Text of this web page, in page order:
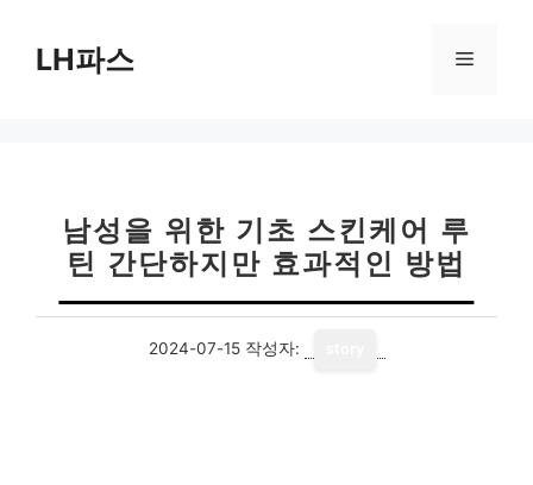
LH파스 메
남성을 위한 기초 스킨케어 루
틴 간단하지만 효과적인 방법
2024-07-15 작성자: